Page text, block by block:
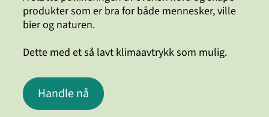
produkter som er bra for både mennesker, ville
bier og naturen.
Dette med et så lavt klimaavtrykk som mulig.
Handle nå